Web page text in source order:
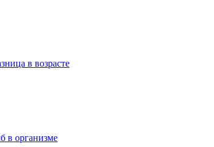
в возрасте
в организме